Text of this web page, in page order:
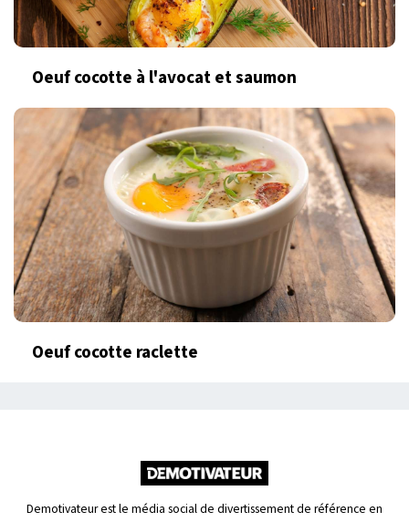
Oeuf cocotte à l'avocat et saumon
Oeuf cocotte raclette
Demotivateur est le média social de divertissement de référence en